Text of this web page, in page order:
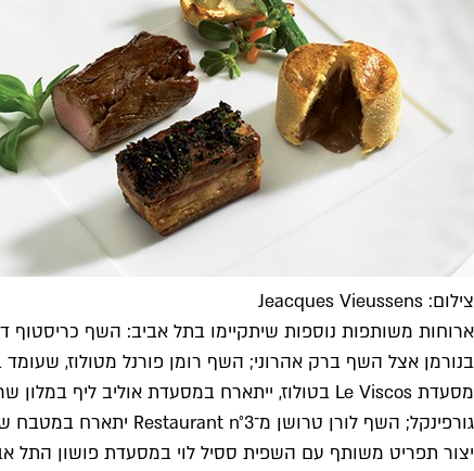
צילום: Jeacques Vieussens
יצור תפריט משותף עם השפית ססיל לוי במסעדת פושון התל